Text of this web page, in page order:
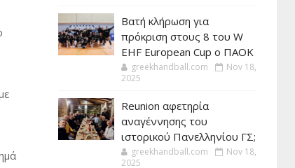
Βατή κλήρωση για
πρόκριση στους 8 του W
EHF European Cup ο ΠΑΟΚ
greekhandball.com
Nov 18,
2025
Reunion αφετηρία
αναγέννησης του
ιστορικού Πανελληνίου ΓΣ;
greekhandball.com
Nov 18,
2025